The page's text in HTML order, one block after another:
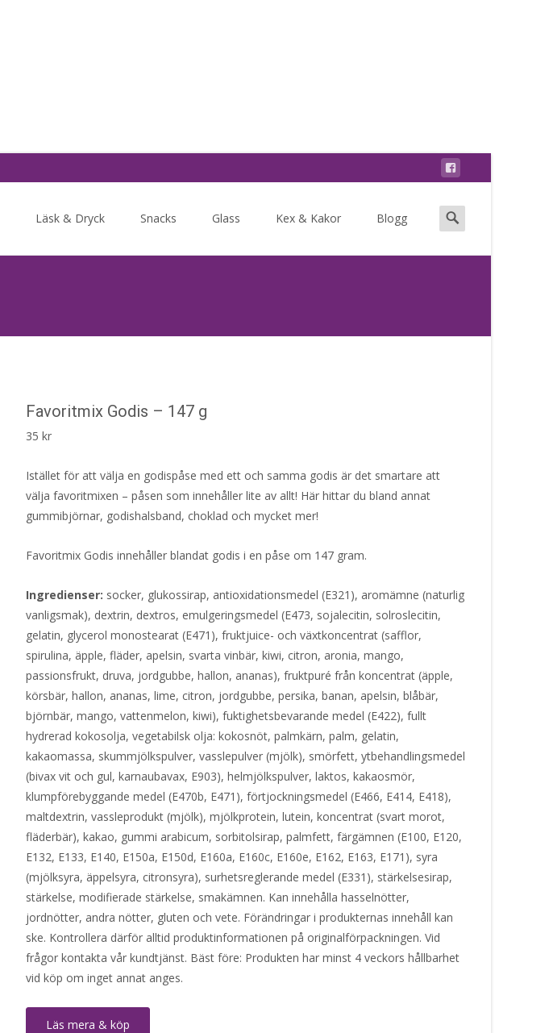
Läsk & Dryck Snacks Glass Kex & Kakor Blogg
Search
for:
Favoritmix Godis – 147 g
35 kr
Istället för att välja en godispåse med ett och samma godis är det smartare att
välja favoritmixen – påsen som innehåller lite av allt! Här hittar du bland annat
gummibjörnar, godishalsband, choklad och mycket mer!
Favoritmix Godis innehåller blandat godis i en påse om 147 gram.
Ingredienser: socker, glukossirap, antioxidationsmedel (E321), aromämne (naturlig
vanligsmak), dextrin, dextros, emulgeringsmedel (E473, sojalecitin, solroslecitin,
gelatin, glycerol monostearat (E471), fruktjuice- och växtkoncentrat (safflor,
spirulina, äpple, fläder, apelsin, svarta vinbär, kiwi, citron, aronia, mango,
passionsfrukt, druva, jordgubbe, hallon, ananas), fruktpuré från koncentrat (äpple,
körsbär, hallon, ananas, lime, citron, jordgubbe, persika, banan, apelsin, blåbär,
björnbär, mango, vattenmelon, kiwi), fuktighetsbevarande medel (E422), fullt
hydrerad kokosolja, vegetabilsk olja: kokosnöt, palmkärn, palm, gelatin,
kakaomassa, skummjölkspulver, vasslepulver (mjölk), smörfett, ytbehandlingsmedel
(bivax vit och gul, karnaubavax, E903), helmjölkspulver, laktos, kakaosmör,
klumpförebyggande medel (E470b, E471), förtjockningsmedel (E466, E414, E418),
maltdextrin, vassleprodukt (mjölk), mjölkprotein, lutein, koncentrat (svart morot,
fläderbär), kakao, gummi arabicum, sorbitolsirap, palmfett, färgämnen (E100, E120,
E132, E133, E140, E150a, E150d, E160a, E160c, E160e, E162, E163, E171), syra
(mjölksyra, äppelsyra, citronsyra), surhetsreglerande medel (E331), stärkelsesirap,
stärkelse, modifierade stärkelse, smakämnen. Kan innehålla hasselnötter,
jordnötter, andra nötter, gluten och vete. Förändringar i produkternas innehåll kan
ske. Kontrollera därför alltid produktinformationen på originalförpackningen. Vid
frågor kontakta vår kundtjänst. Bäst före: Produkten har minst 4 veckors hållbarhet
vid köp om inget annat anges.
Läs mera & köp